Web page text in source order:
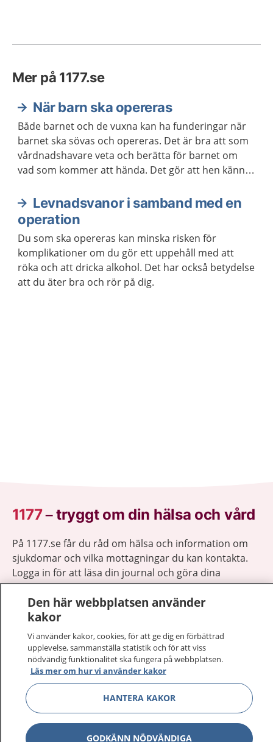
Mer på 1177.se
När barn ska opereras
Både barnet och de vuxna kan ha funderingar när
barnet ska sövas och opereras. Det är bra att som
vårdnadshavare veta och berätta för barnet om
vad som kommer att hända. Det gör att hen känner
Levnadsvanor i samband med en
operation
Du som ska opereras kan minska risken för
komplikationer om du gör ett uppehåll med att
röka och att dricka alkohol. Det har också betydelse
att du äter bra och rör på dig.
1177–tryggt om din hälsa och vård
På 1177.se får du råd om hälsa och information om
sjukdomar och vilka mottagningar du kan kontakta.
Logga in för att läsa din journal och göra dina
vårdärenden. Ring telefonnummer 1177 för
sjukvårdsrådgivning dygnet runt.
1177 ger dig råd när du vill må bättre.
1177 på flera språk Visa
Om 1177 Visa
Den här webbplatsen använder
kakor
Vi använder kakor, cookies, för att ge dig en förbättrad
upplevelse, sammanställa statistik och för att viss
nödvändig funktionalitet ska fungera på webbplatsen.
Läs mer om hur vi använder kakor
HANTERA KAKOR
GODKÄNN NÖDVÄNDIGA